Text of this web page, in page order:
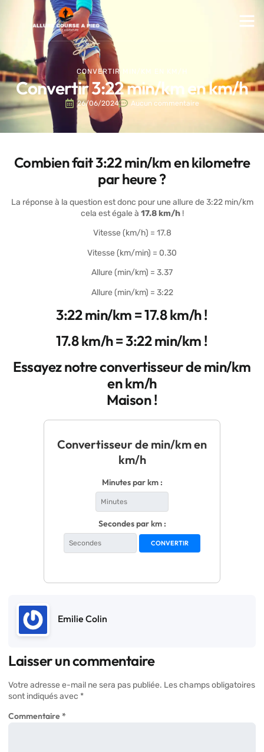
CONVERTIR MIN/KM EN KM/H
Convertir 3:22 min/km en km/h
26/06/2024 Aucun commentaire
Combien fait 3:22 min/km en kilometre
par heure ?
La réponse à la question est donc pour une allure de 3:22 min/km
cela est égale à 17.8 km/h!
Vitesse (km/h) = 17.8
Vitesse (km/min) = 0.30
Allure (min/km) = 3.37
Allure (min/km) = 3:22
3:22 min/km = 17.8 km/h !
17.8 km/h = 3:22 min/km !
Essayez notre convertisseur de min/km
en km/h
Maison !
Convertisseur de min/km en
km/h
Minutes par km :
Secondes par km :
CONVERTIR
Emilie Colin
Laisser un commentaire
Votre adresse e-mail ne sera pas publiée. Les champs obligatoires
sont indiqués avec *
Commentaire*